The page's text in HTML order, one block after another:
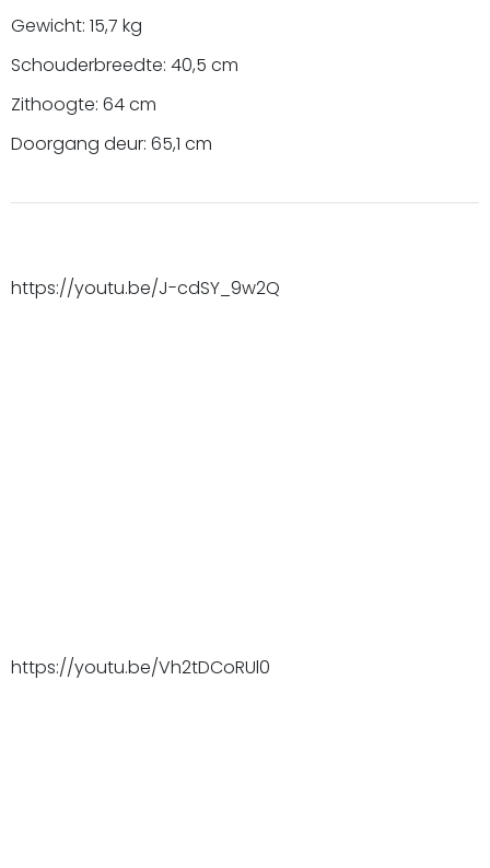
Gewicht: 15,7 kg
Schouderbreedte: 40,5 cm
Zithoogte: 64 cm
Doorgang deur: 65,1 cm
https://youtu.be/J-cdSY_9w2Q
https://youtu.be/Vh2tDCoRUl0